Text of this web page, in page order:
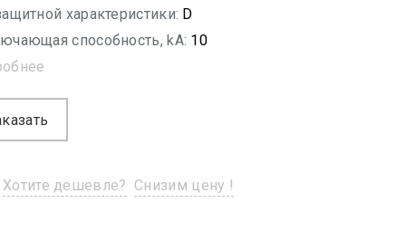
характеристики: D
способность, kA: 10
Хотите дешевле? Снизим цену !